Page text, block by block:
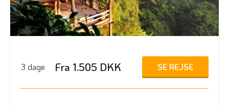
3 dage Fra 1.505 DKK SE REJSE